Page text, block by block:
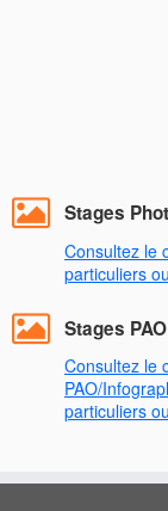
Stages
Consultez le
particuliers
Stages
Consultez le
PAO/
particuliers